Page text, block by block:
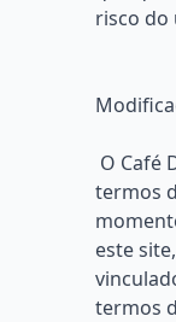
risco do
O Café
termos
este
termos